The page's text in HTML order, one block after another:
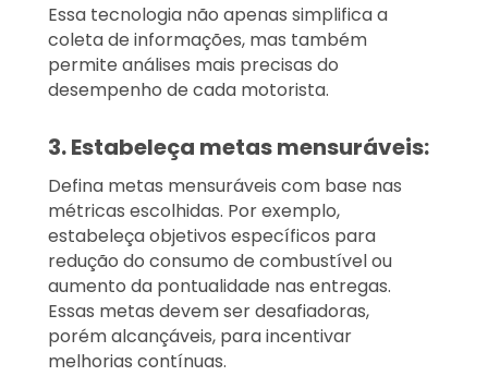
Essa tecnologia não apenas simplifica a
coleta de informações, mas também
permite análises mais precisas do
desempenho de cada motorista.
3. Estabeleça metas mensuráveis:
Defina metas mensuráveis com base nas
métricas escolhidas. Por exemplo,
estabeleça objetivos específicos para
redução do consumo de combustível ou
aumento da pontualidade nas entregas.
Essas metas devem ser desafiadoras,
porém alcançáveis, para incentivar
melhorias contínuas.